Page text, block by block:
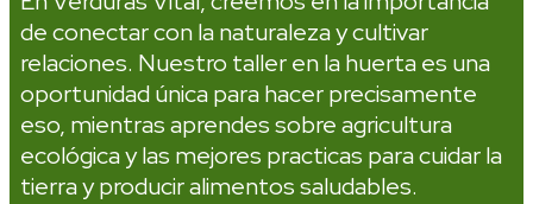
de conectar con la naturaleza y cultivar
relaciones. Nuestro taller en la huerta es una
oportunidad única para hacer precisamente
eso, mientras aprendes sobre agricultura
ecológica y las mejores practicas para cuidar la
tierra y producir alimentos saludables.